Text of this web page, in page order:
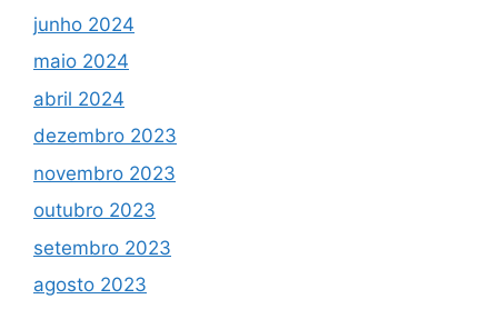
junho 2024
maio 2024
abril 2024
dezembro 2023
novembro 2023
outubro 2023
setembro 2023
agosto 2023